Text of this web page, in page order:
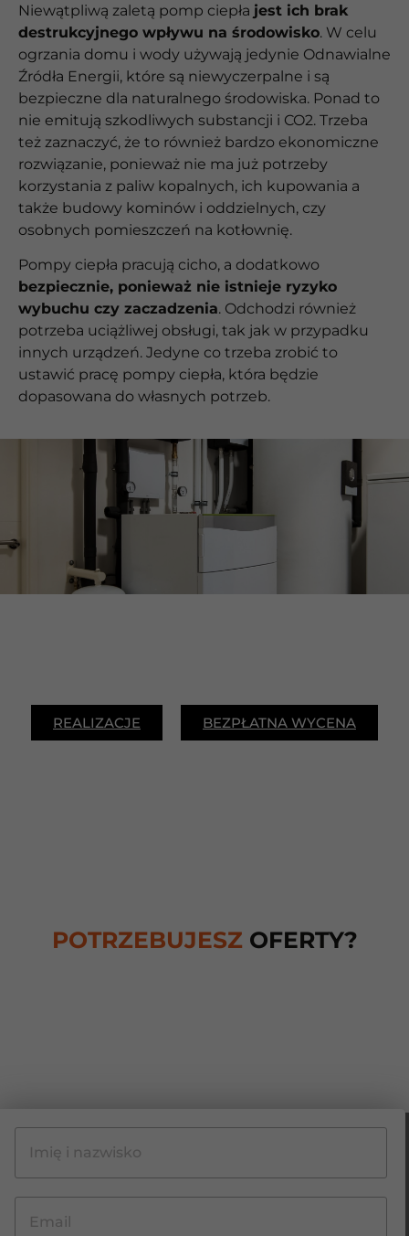
Niewątpliwą zaletą pomp ciepła jest ich brak
destrukcyjnego wpływu na środowisko. W celu
ogrzania domu i wody używają jedynie Odnawialne
Źródła Energii, które są niewyczerpalne i są
bezpieczne dla naturalnego środowiska. Ponad to
nie emitują szkodliwych substancji i CO2. Trzeba
też zaznaczyć, że to również bardzo ekonomiczne
rozwiązanie, ponieważ nie ma już potrzeby
korzystania z paliw kopalnych, ich kupowania a
także budowy kominów i oddzielnych, czy
osobnych pomieszczeń na kotłownię.
Pompy ciepła pracują cicho, a dodatkowo
bezpiecznie, ponieważ nie istnieje ryzyko
wybuchu czy zaczadzenia. Odchodzi również
potrzeba uciążliwej obsługi, tak jak w przypadku
innych urządzeń. Jedyne co trzeba zrobić to
ustawić pracę pompy ciepła, która będzie
dopasowana do własnych potrzeb.
REALIZACJE BEZPŁATNA WYCENA
POTRZEBUJESZ OFERTY?